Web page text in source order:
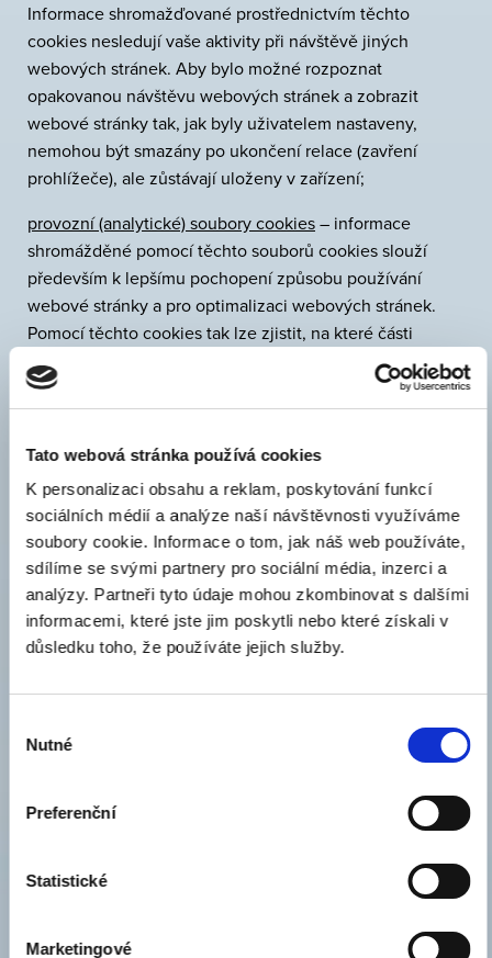
Tato webová stránka používá cookies
K personalizaci obsahu a reklam, poskytování funkcí
sociálních médií a analýze naší návštěvnosti využíváme
soubory cookie. Informace o tom, jak náš web používáte,
sdílíme se svými partnery pro sociální média, inzerci a
analýzy. Partneři tyto údaje mohou zkombinovat s dalšími
informacemi, které jste jim poskytli nebo které získali v
důsledku toho, že používáte jejich služby.
souhlasu
Nutné
Preferenční
Statistické
Marketingové
Informace shromažďované prostřednictvím těchto
cookies nesledují vaše aktivity při návštěvě jiných
webových stránek. Aby bylo možné rozpoznat
opakovanou návštěvu webových stránek a zobrazit
webové stránky tak, jak byly uživatelem nastaveny,
nemohou být smazány po ukončení relace (zavření
prohlížeče), ale zůstávají uloženy v zařízení;
provozní (analytické) soubory cookies– informace
shromážděné pomocí těchto souborů cookies slouží
především k lepšímu pochopení způsobu používání
webové stránky a pro optimalizaci webových stránek.
Pomocí těchto cookies tak lze zjistit, na které části
webové stránky uživatel kliknul, jaký obsah webových
stránek byl zobrazen, počet návštěv;
vašich zvyklostech při vyhledávání a podle toho cílí
reklamní sdělení relevantní k vašim zájmům a vaší osobě.
Tyto cookies jsou využívány s cílem lepšího zacílení
reklamy na uživatele. Také se využívají pro omezení
počtu reklamních sdělení vůči jednomu uživateli a
zefektivňují reklamní kampaně. Tyto cookies jsou
zpravidla umisťovány na webové stránky třetími stranami
si zapamatují, že uživatel stránku navštívil a tuto
informaci pak sdílejí s dalšími subjekty. Velmi často jsou
pak tyto cookies spojeny s funkcionalitou stránek
cookies třetích stran – pokud je na webových stránkách
Facebook, Youtube apod.), nebo používá nástroje pro
nástroje Google), mohou být ukládány soubory cookies